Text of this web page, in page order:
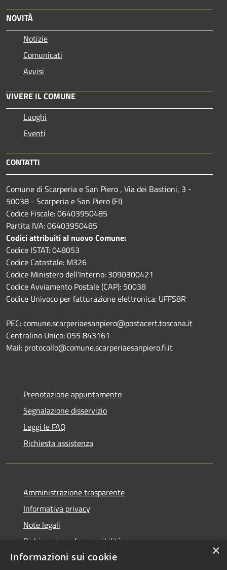
NOVITÀ
Notizie
Comunicati
Avvisi
VIVERE IL COMUNE
Luoghi
Eventi
CONTATTI
Comune di Scarperia e San Piero , Via dei Bastioni, 3 -
50038 - Scarperia e San Piero (FI)
Codice Fiscale: 06403950485
Partita IVA: 06403950485
Codici attribuiti al nuovo Comune:
Codice ISTAT: 048053
Codice Catastale: M326
Codice Ministero dell'Interno: 3090300421
Codice Avviamento Postale (CAP): 50038
Codice Univoco per fatturazione elettronica: UFFS8R
PEC: comune.scarperiaesanpiero@postacert.toscana.it
Centralino Unico: 055 843161
Mail: protocollo@comune.scarperiaesanpiero.fi.it
Prenotazione appuntamento
Segnalazione disservizio
Leggi le FAQ
Richiesta assistenza
Amministrazione trasparente
Informativa privacy
Note legali
Dichiarazione di accessibilità
×
Informazioni sui cookie